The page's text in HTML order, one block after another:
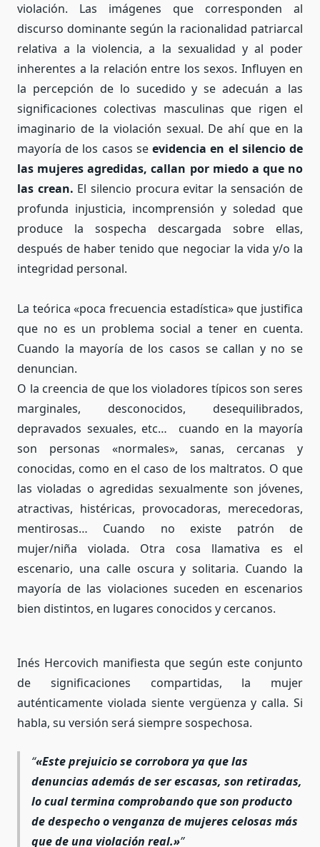
violación. Las imágenes que corresponden al
discurso dominante según la racionalidad patriarcal
relativa a la violencia, a la sexualidad y al poder
inherentes a la relación entre los sexos. Influyen en
la percepción de lo sucedido y se adecuán a las
significaciones colectivas masculinas que rigen el
imaginario de la violación sexual. De ahí que en la
mayoría de los casos seevidencia en el silencio de
las mujeres agredidas, callan por miedo a que no
las crean. El silencio procura evitar la sensación de
profunda injusticia, incomprensión y soledad que
produce la sospecha descargada sobre ellas,
después de haber tenido que negociar la vida y/o la
integridad personal.
La teórica «poca frecuencia estadística» que justifica
que no es un problema social a tener en cuenta.
Cuando la mayoría de los casos se callan y no se
denuncian.
O la creencia de que los violadores típicos son seres
marginales, desconocidos, desequilibrados,
depravados sexuales, etc… cuando en la mayoría
son personas «normales», sanas, cercanas y
conocidas, como en el caso de los maltratos. O que
las violadas o agredidas sexualmente son jóvenes,
atractivas, histéricas, provocadoras, merecedoras,
mentirosas… Cuando no existe patrón de
mujer/niña violada. Otra cosa llamativa es el
escenario, una calle oscura y solitaria. Cuando la
mayoría de las violaciones suceden en escenarios
bien distintos, en lugares conocidos y cercanos.
Inés Hercovich manifiesta que según este conjunto
de significaciones compartidas, la mujer
auténticamente violada siente vergüenza y calla. Si
habla, su versión será siempre sospechosa.
«Este prejuicio se corrobora ya que las
denuncias además de ser escasas, son retiradas,
lo cual termina comprobando que son producto
de despecho o venganza de mujeres celosas más
que de una violación real.»